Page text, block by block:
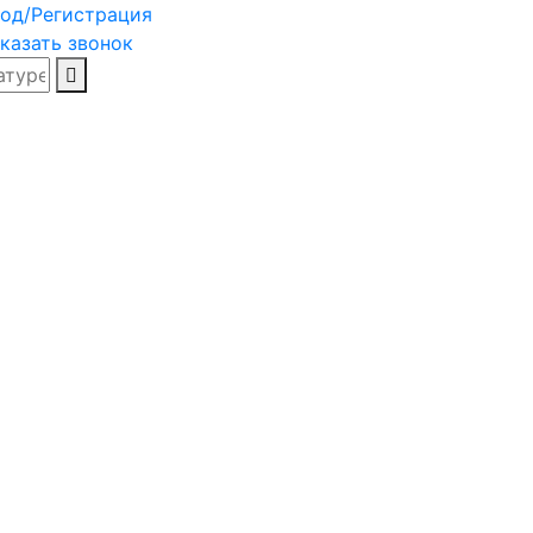
Регистрация
звонок